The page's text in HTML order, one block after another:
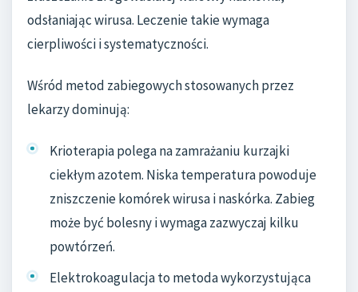
odsłaniając wirusa. Leczenie takie wymaga
cierpliwości i systematyczności.
Wśród metod zabiegowych stosowanych przez
lekarzy dominują:
Krioterapia polega na zamrażaniu kurzajki
ciekłym azotem. Niska temperatura powoduje
zniszczenie komórek wirusa i naskórka. Zabieg
może być bolesny i wymaga zazwyczaj kilku
powtórzeń.
Elektrokoagulacja to metoda wykorzystująca